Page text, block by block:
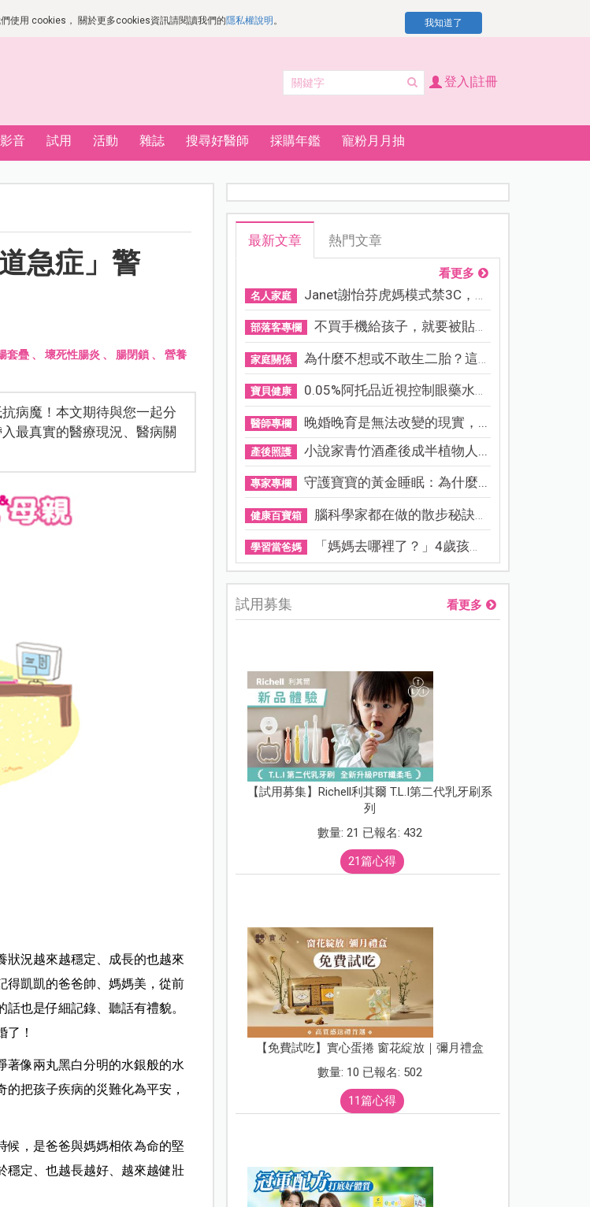
使用 cookies， 關於更多cookies資訊請閱讀我們的隱私權說明 。 我知道了
登入|註冊
影音 試用 活動 雜誌 搜尋好醫師 採購年鑑 寵粉月月抽
急症」警
套疊、 壞死性腸炎 、 腸閉鎖、 營養
病魔！本文期待與您一起分
最真實的醫療現況、醫病關
狀況越來越穩定、成長的也越來
得凱凱的爸爸帥、媽媽美，從前
也是仔細記錄、聽話有禮貌。
了！
著像兩丸黑白分明的水銀般的水
把孩子疾病的災難化為平安，
候，是爸爸與媽媽相依為命的堅
穩定、也越長越好、越來越健壯
最新文章 熱門文章
看更多
名人家庭 Janet謝怡芬虎媽模式禁3C，看...
部落客專欄 不買手機給孩子，就要被貼「...
家庭關係 為什麼不想或不敢生二胎？這8...
寶貝健康 0.05%阿托品近視控制眼藥水納...
醫師專欄 晚婚晚育是無法改變的現實，...
產後照護 小說家青竹酒產後成半植物人...
專家專欄 守護寶寶的黃金睡眠：為什麼...
健康百寶箱 腦科學家都在做的散步秘訣！...
學習當爸媽 「媽媽去哪裡了？」4歲孩子還...
試用募集 看更多
【試用募集】Richell利其爾 T.L.I第二代乳牙刷系
列
數量: 21 已報名: 432
21篇心得
【免費試吃】實心蛋捲 窗花綻放｜彌月禮盒
數量: 10 已報名: 502
11篇心得